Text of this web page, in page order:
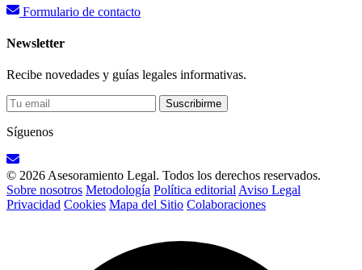
Formulario de contacto
Newsletter
Recibe novedades y guías legales informativas.
Suscribirme
Síguenos
© 2026 Asesoramiento Legal. Todos los derechos reservados.
Sobre nosotros Metodología Política editorial Aviso Legal
Privacidad Cookies Mapa del Sitio Colaboraciones